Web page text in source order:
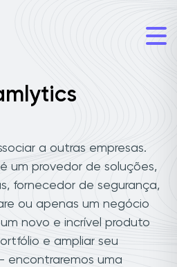
a outras empresas.
um provedor de soluções,
fornecedor de segurança,
ou apenas um negócio
novo e incrível produto
e ampliar seu
encontraremos uma